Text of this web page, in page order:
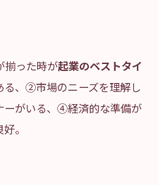
揃った時が起業のベストタイ
、②市場のニーズを理解し
がいる、④経済的な準備が
。